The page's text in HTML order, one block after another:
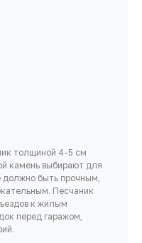
толщиной 4-5 см
камень выбирают для
должно быть прочным,
Песчаник
к жилым
перед гаражом,